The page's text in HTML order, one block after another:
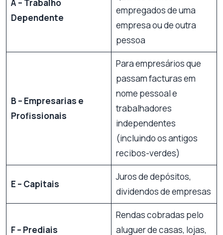
A – Trabalho
Dependente
empregados de uma
empresa ou de outra
pessoa
B – Empresarias e
Profissionais
Para empresários que
passam facturas em
nome pessoal e
trabalhadores
independentes
(incluindo os antigos
recibos-verdes)
E – Capitais
Juros de depósitos,
dividendos de empresas
F – Prediais
Rendas cobradas pelo
aluguer de casas, lojas,